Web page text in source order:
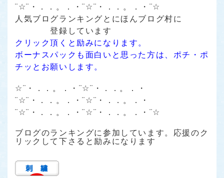
¨☆¨・．．。．・¨☆¨・．．。．・¨☆
人気ブログランキング と にほんブログ村に
登録しています
クリック頂くと励みになります。
ボーナスパックも面白いと思った方は、ポチ・ポ
チッとお願いします。
☆¨・．．。．・¨☆¨・．．。．・
¨☆¨・．．。．・¨☆¨・．．。．・
¨☆¨・．．。．・¨☆¨・．．。．・¨☆
ブログのランキングに参加しています。応援のク
リックして下さると励みになります